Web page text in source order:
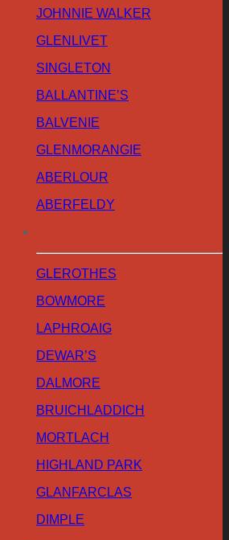
JOHNNIE WALKER
GLENLIVET
SINGLETON
BALLANTINE’S
BALVENIE
GLENMORANGIE
ABERLOUR
ABERFELDY
GLEROTHES
BOWMORE
LAPHROAIG
DEWAR’S
DALMORE
BRUICHLADDICH
MORTLACH
HIGHLAND PARK
GLANFARCLAS
DIMPLE